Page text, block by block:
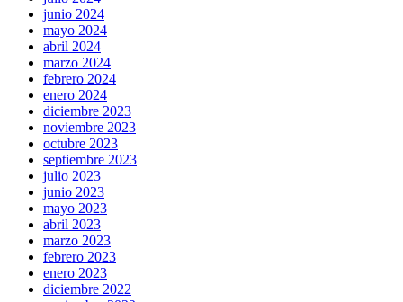
junio 2024
mayo 2024
abril 2024
marzo 2024
febrero 2024
enero 2024
diciembre 2023
noviembre 2023
octubre 2023
septiembre 2023
julio 2023
junio 2023
mayo 2023
abril 2023
marzo 2023
febrero 2023
enero 2023
diciembre 2022